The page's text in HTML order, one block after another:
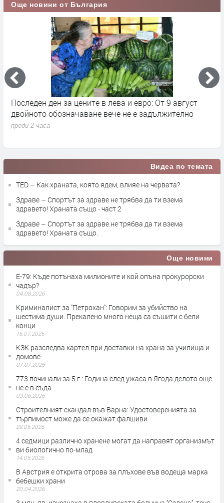
Още новини от България
Последен ден за цените в лева и евро: От 9 август
двойното обозначаване вече не е задължително
преди 2 часа
Видеа по темата
TED – Как храната, която ядем, влияе на червата?
Здраве – Спортът за здраве не трябва да ти взема
здравето! Храната също - част 2
Здраве – Спортът за здраве не трябва да ти взема
здравето! Храната също.
Още новини
Е-79: Къде потънаха милионите и кой опъна прокурорски
чадър?
04.08.2026
Криминалист за ''Петрохан'': Говорим за убийство на
шестима души. Прекалено много неща са съшити с бели
конци
16.07.2026
КЗК разследва картел при доставки на храна за училища и
домове
07.07.2026
773 починали за 5 г.: Година след ужаса в Ягода делото още
не е в съда
03.06.2026
Строителният скандал във Варна: Удостоверенията за
търпимост може да се окажат фалшиви
29.05.2026
4 седмици различно хранене могат да направят организмът
ви биологично по-млад
14.05.2026
В Австрия е открита отрова за плъхове във водеща марка
бебешки храни
20.04.2026